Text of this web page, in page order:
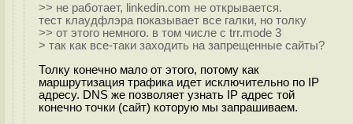
>> не работает, linkedin.com не открывается.
тест клаудфлэра показывает все галки, но толку
>> от этого немного. в том числе с trr.mode 3
> так как все-таки заходить на запрещенные сайты?
Толку конечно мало от этого, потому как
маршрутизация трафика идет исключительно по IP
адресу. DNS же позволяет узнать IP адрес той
конечно точки (сайт) которую мы запрашиваем.